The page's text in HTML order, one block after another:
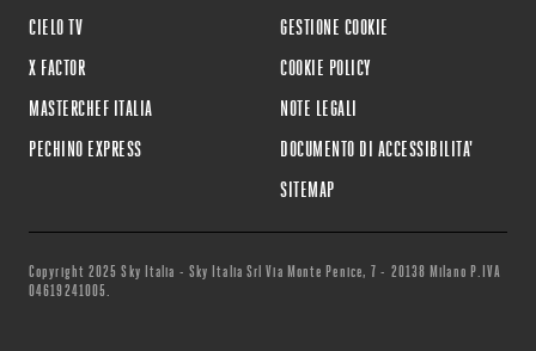
CIELO TV
X FACTOR
MASTERCHEF ITALIA
PECHINO EXPRESS
GESTIONE COOKIE
COOKIE POLICY
NOTE LEGALI
DOCUMENTO DI ACCESSIBILITA'
SITEMAP
Copyright 2025 Sky Italia - Sky Italia Srl Via Monte Penice, 7 - 20138 Milano P.IVA
04619241005.